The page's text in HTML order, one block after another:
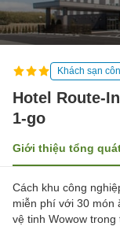
Khách sạn
Hotel Route-
1-go
Giới thiệu tổng
Cách khu công
miễn phí với 30 món
vệ tinh Wowow trong